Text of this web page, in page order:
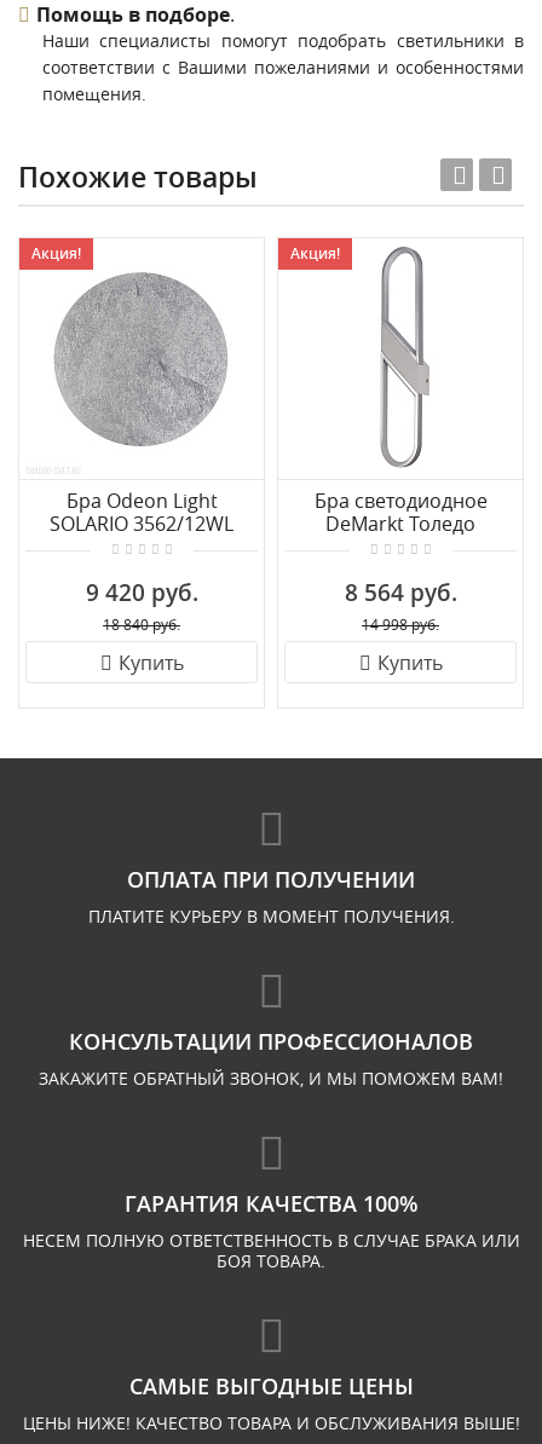
Помощь в подборе.
Наши специалисты помогут подобрать светильники в
соответствии с Вашими пожеланиями и особенностями
помещения.
Похожие товары
Акция!
Бра Odeon Light
SOLARIO 3562/12WL
9 420 руб.
18 840 руб.
Купить
Акция!
Бра светодиодное
DeMarkt Толедо
312022101
8 564 руб.
14 998 руб.
Купить
ОПЛАТА ПРИ ПОЛУЧЕНИИ
ПЛАТИТЕ КУРЬЕРУ В МОМЕНТ ПОЛУЧЕНИЯ.
КОНСУЛЬТАЦИИ ПРОФЕССИОНАЛОВ
ЗАКАЖИТЕ ОБРАТНЫЙ ЗВОНОК, И МЫ ПОМОЖЕМ ВАМ!
ГАРАНТИЯ КАЧЕСТВА 100%
НЕСЕМ ПОЛНУЮ ОТВЕТСТВЕННОСТЬ В СЛУЧАЕ БРАКА ИЛИ
БОЯ ТОВАРА.
САМЫЕ ВЫГОДНЫЕ ЦЕНЫ
ЦЕНЫ НИЖЕ! КАЧЕСТВО ТОВАРА И ОБСЛУЖИВАНИЯ ВЫШЕ!